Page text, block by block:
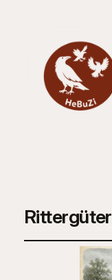
Rittergüter